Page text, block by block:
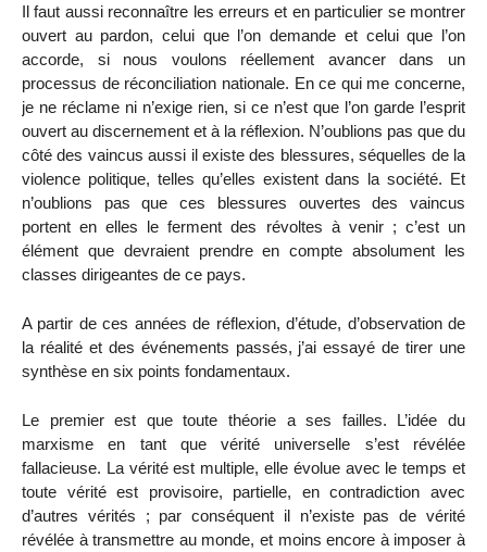
Il faut aussi reconnaître les erreurs et en particulier se montrer
ouvert au pardon, celui que l’on demande et celui que l’on
accorde, si nous voulons réellement avancer dans un
processus de réconciliation nationale. En ce qui me concerne,
je ne réclame ni n’exige rien, si ce n’est que l’on garde l’esprit
ouvert au discernement et à la réflexion. N’oublions pas que du
côté des vaincus aussi il existe des blessures, séquelles de la
violence politique, telles qu’elles existent dans la société. Et
n’oublions pas que ces blessures ouvertes des vaincus
portent en elles le ferment des révoltes à venir ; c’est un
élément que devraient prendre en compte absolument les
classes dirigeantes de ce pays.
A partir de ces années de réflexion, d’étude, d’observation de
la réalité et des événements passés, j’ai essayé de tirer une
synthèse en six points fondamentaux.
Le premier est que toute théorie a ses failles. L’idée du
marxisme en tant que vérité universelle s’est révélée
fallacieuse. La vérité est multiple, elle évolue avec le temps et
toute vérité est provisoire, partielle, en contradiction avec
d’autres vérités ; par conséquent il n’existe pas de vérité
révélée à transmettre au monde, et moins encore à imposer à